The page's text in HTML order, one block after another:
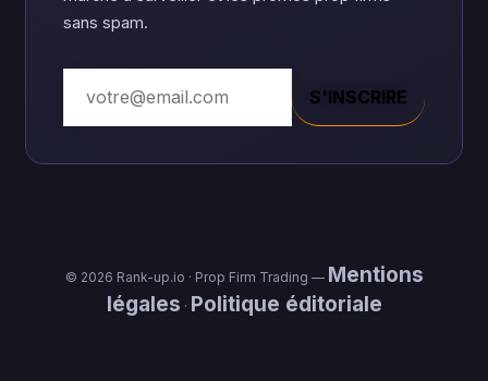
sans spam.
S'INSCRIRE
© 2026 Rank-up.io · Prop Firm Trading — Mentions
légales · Politique éditoriale